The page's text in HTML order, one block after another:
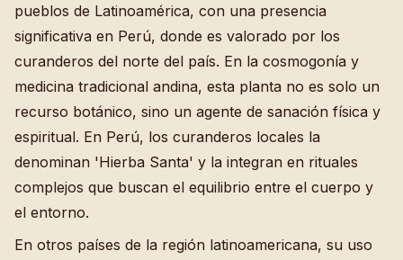
pueblos de Latinoamérica, con una presencia
significativa en Perú, donde es valorado por los
curanderos del norte del país. En la cosmogonía y
medicina tradicional andina, esta planta no es solo un
recurso botánico, sino un agente de sanación física y
espiritual. En Perú, los curanderos locales la
denominan 'Hierba Santa' y la integran en rituales
complejos que buscan el equilibrio entre el cuerpo y
el entorno.
En otros países de la región latinoamericana, su uso